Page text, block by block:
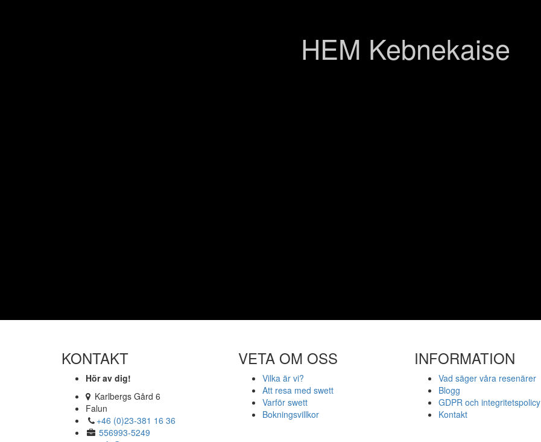
HEM Kebnekaise
KONTAKT
Hör av dig!
Karlbergs Gård 6
Falun
+46 (0)23-381 16 36
556993-5249
VETA OM OSS
Vilka är vi?
Att resa med swett
Varför swett
Bokningsvillkor
INFORMATION
Vad säger våra resenärer
Blogg
GDPR och integritetspolicy
Kontakt